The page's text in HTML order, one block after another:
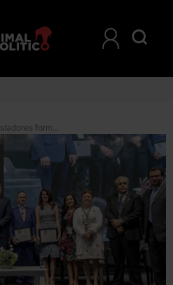
Empresarios exigen a legisladores formalizar una política industrial para mejorar la competencia